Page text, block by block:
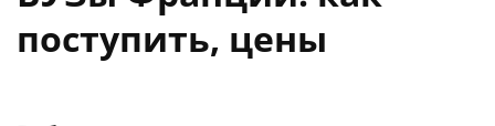
поступить, цены